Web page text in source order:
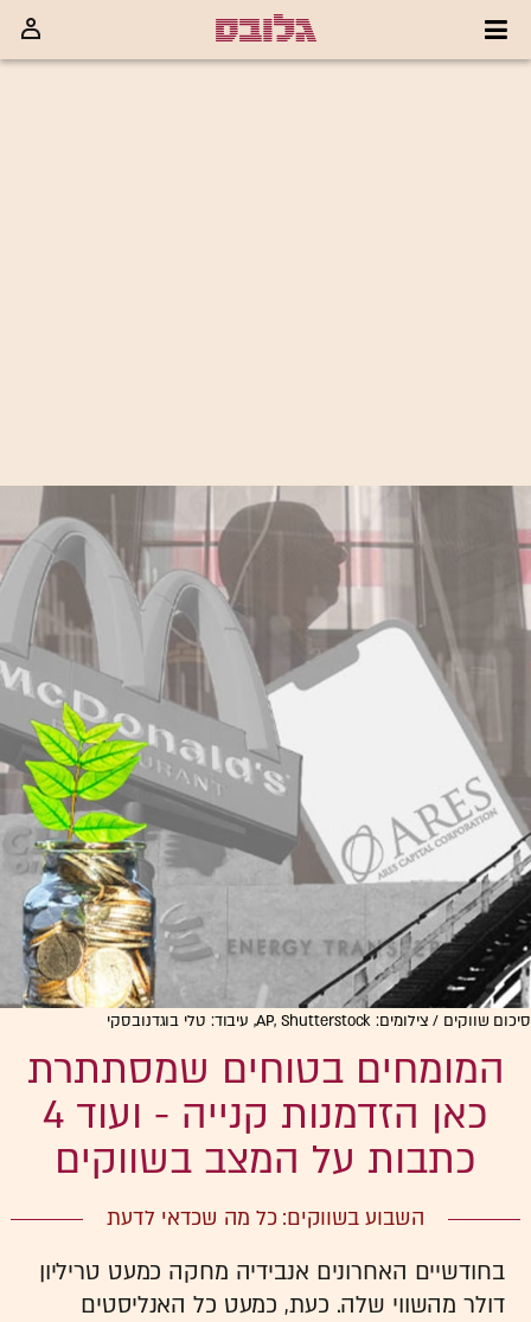
סיכום שווקים / צילומים: AP, Shutterstock, עיבוד: טלי בוגדנובסקי
המומחים בטוחים שמסתתרת
כאן הזדמנות קנייה - ועוד 4
כתבות על המצב בשווקים
השבוע בשווקים: כל מה שכדאי לדעת
בחודשיים האחרונים אנבידיה מחקה כמעט טריליון
דולר מהשווי שלה. כעת, כמעט כל האנליסטים